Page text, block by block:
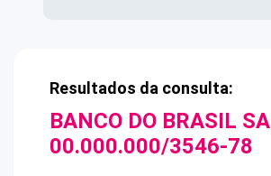
Resultados da consulta:
BANCO DO BRASIL SA
00.000.000/3546-78